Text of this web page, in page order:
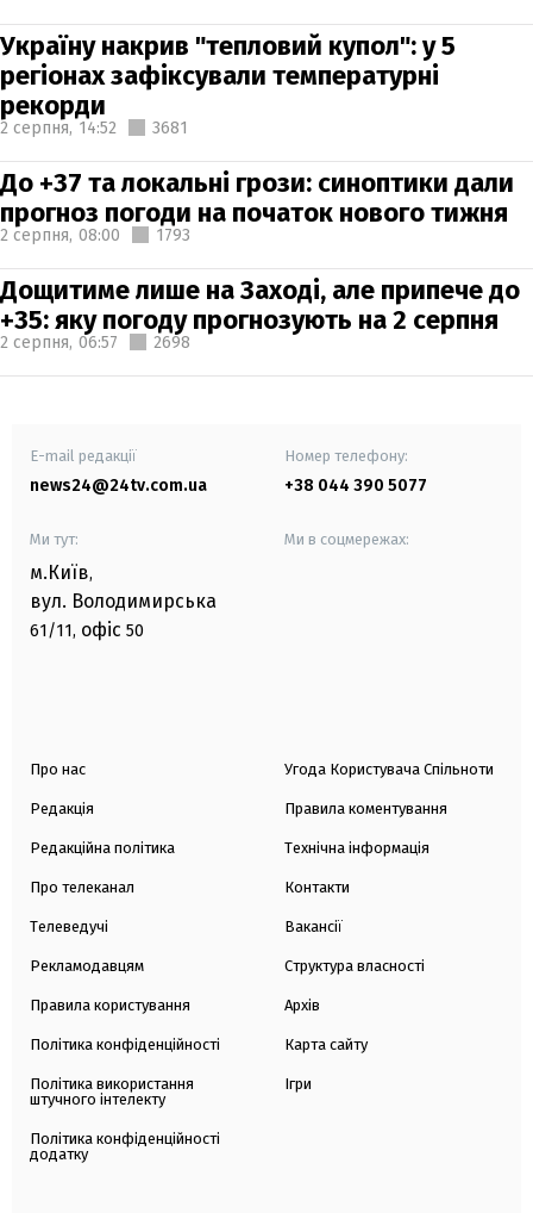
Україну накрив "тепловий купол": у 5
регіонах зафіксували температурні
рекорди
2 серпня, 14:52 3681
До +37 та локальні грози: синоптики дали
прогноз погоди на початок нового тижня
2 серпня, 08:00 1793
Дощитиме лише на Заході, але припече до
+35: яку погоду прогнозують на 2 серпня
2 серпня, 06:57 2698
E-mail редакції
news24@24tv.com.ua
Номер телефону:
+38 044 390 5077
Ми тут:
м.Київ,
вул. Володимирська
61/11, офіс 50
Ми в соцмережах:
Про нас
Редакція
Редакційна політика
Про телеканал
Телеведучі
Рекламодавцям
Правила користування
Політика конфіденційності
Політика використання
штучного інтелекту
Політика конфіденційності
додатку
Угода Користувача Спільноти
Правила коментування
Технічна інформація
Контакти
Вакансії
Структура власності
Архів
Карта сайту
Ігри